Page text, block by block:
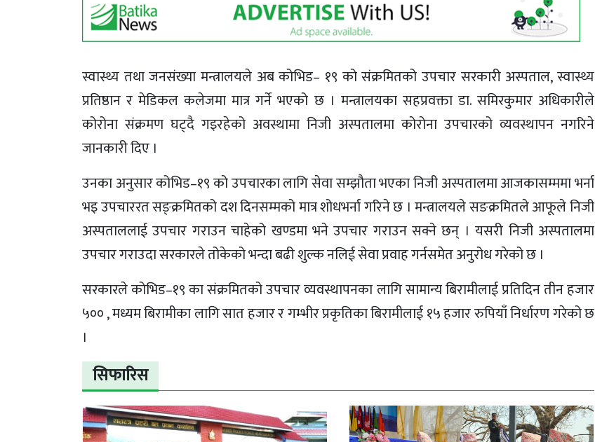
स्वास्थ्य तथा जनसंख्या मन्त्रालयले अब कोभिड– १९ को संक्रमितको उपचार सरकारी अस्पताल, स्वास्थ्य
प्रतिष्ठान र मेडिकल कलेजमा मात्र गर्ने भएको छ । मन्त्रालयका सहप्रवक्ता डा. समिरकुमार अधिकारीले
कोरोना संक्रमण घट्दै गइरहेको अवस्थामा निजी अस्पतालमा कोरोना उपचारको व्यवस्थापन नगरिने
जानकारी दिए ।
उनका अनुसार कोभिड–१९ को उपचारका लागि सेवा सम्झौता भएका निजी अस्पतालमा आजकासम्ममा भर्ना
भइ उपचाररत सङ्क्रमितको दश दिनसम्मको मात्र शोधभर्ना गरिने छ । मन्त्रालयले सङक्रमितले आफूले निजी
अस्पताललाई उपचार गराउन चाहेको खण्डमा भने उपचार गराउन सक्ने छन् । यसरी निजी अस्पतालमा
उपचार गराउदा सरकारले तोकेको भन्दा बढी शुल्क नलिई सेवा प्रवाह गर्नसमेत अनुरोध गरेको छ ।
सरकारले कोभिड–१९ का संक्रमितको उपचार व्यवस्थापनका लागि सामान्य बिरामीलाई प्रतिदिन तीन हजार
५०० , मध्यम बिरामीका लागि सात हजार र गम्भीर प्रकृतिका बिरामीलाई १५ हजार रुपियाँ निर्धारण गरेको छ
।
सिफारिस